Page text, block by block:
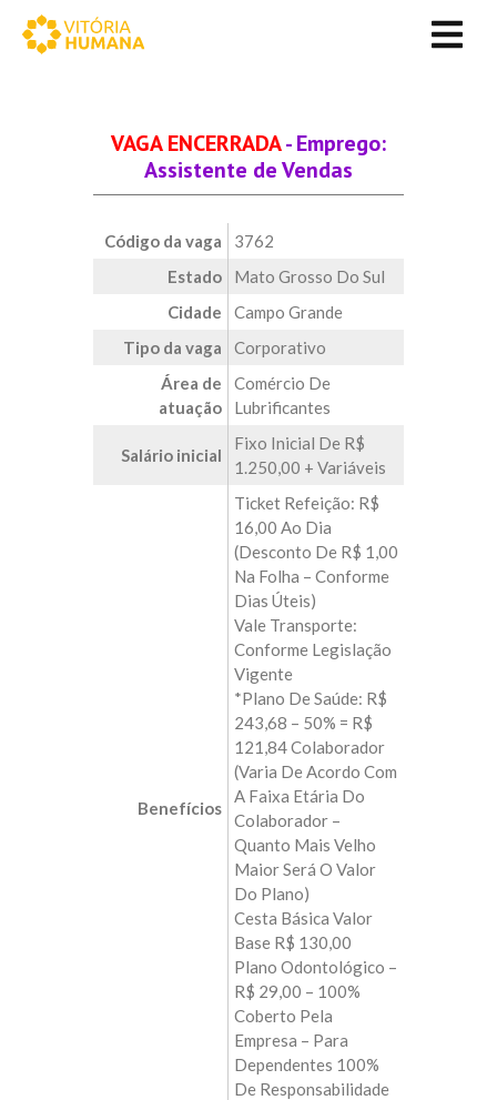
VAGA ENCERRADA- Emprego:
Assistente de Vendas
Código da vaga
3762
Estado
Mato Grosso Do Sul
Cidade
Campo Grande
Tipo da vaga
Corporativo
Área de
atuação
Comércio De
Lubrificantes
Salário inicial
Fixo Inicial De R$
1.250,00 + Variáveis
Benefícios
Ticket Refeição: R$
16,00 Ao Dia
(Desconto De R$ 1,00
Na Folha – Conforme
Dias Úteis)
Vale Transporte:
Conforme Legislação
Vigente
*Plano De Saúde: R$
243,68 – 50% = R$
121,84 Colaborador
(Varia De Acordo Com
A Faixa Etária Do
Colaborador –
Quanto Mais Velho
Maior Será O Valor
Do Plano)
Cesta Básica Valor
Base R$ 130,00
Plano Odontológico –
R$ 29,00 – 100%
Coberto Pela
Empresa – Para
Dependentes 100%
De Responsabilidade